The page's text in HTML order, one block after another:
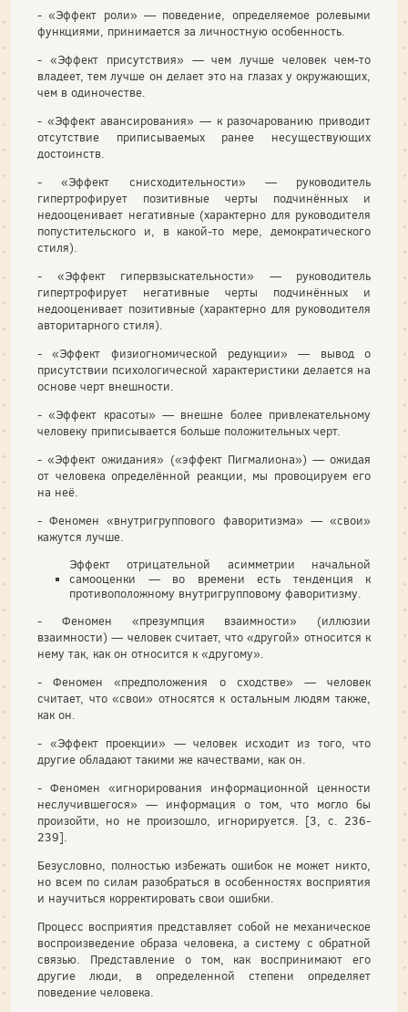
- «Эффект роли» — поведение, определяемое ролевыми
функциями, принимается за личностную особенность.
- «Эффект присутствия» — чем лучше человек чем-то
владеет, тем лучше он делает это на глазах у окружающих,
чем в одиночестве.
- «Эффект авансирования» — к разочарованию приводит
отсутствие приписываемых ранее несуществующих
достоинств.
- «Эффект снисходительности» — руководитель
гипертрофирует позитивные черты подчинённых и
недооценивает негативные (характерно для руководителя
попустительского и, в какой-то мере, демократического
стиля).
- «Эффект гипервзыскательности» — руководитель
гипертрофирует негативные черты подчинённых и
недооценивает позитивные (характерно для руководителя
авторитарного стиля).
- «Эффект физиогномической редукции» — вывод о
присутствии психологической характеристики делается на
основе черт внешности.
- «Эффект красоты» — внешне более привлекательному
человеку приписывается больше положительных черт.
- «Эффект ожидания» («эффект Пигмалиона») — ожидая
от человека определённой реакции, мы провоцируем его
на неё.
- Феномен «внутригруппового фаворитизма» — «свои»
кажутся лучше.
Эффект отрицательной асимметрии начальной
самооценки — во времени есть тенденция к
противоположному внутригрупповому фаворитизму.
- Феномен «презумпция взаимности» (иллюзии
взаимности) — человек считает, что «другой» относится к
нему так, как он относится к «другому».
- Феномен «предположения о сходстве» — человек
считает, что «свои» относятся к остальным людям также,
как он.
- «Эффект проекции» — человек исходит из того, что
другие обладают такими же качествами, как он.
- Феномен «игнорирования информационной ценности
неслучившегося» — информация о том, что могло бы
произойти, но не произошло, игнорируется. [3, с. 236-
239].
Безусловно, полностью избежать ошибок не может никто,
но всем по силам разобраться в особенностях восприятия
и научить­ся корректировать свои ошибки.
Процесс восприятия представляет собой не механическое
воспроизведение образа человека, а систему с обратной
связью. Представление о том, как воспринимают его
другие люди, в определенной степени определяет
поведение человека.